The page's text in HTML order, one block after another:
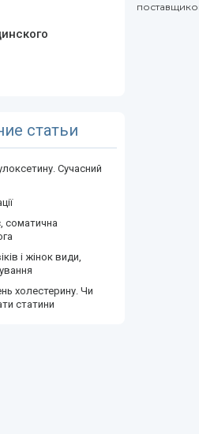
статьи
Сучасний
соматична
і жінок види,
холестерину. Чи
статини